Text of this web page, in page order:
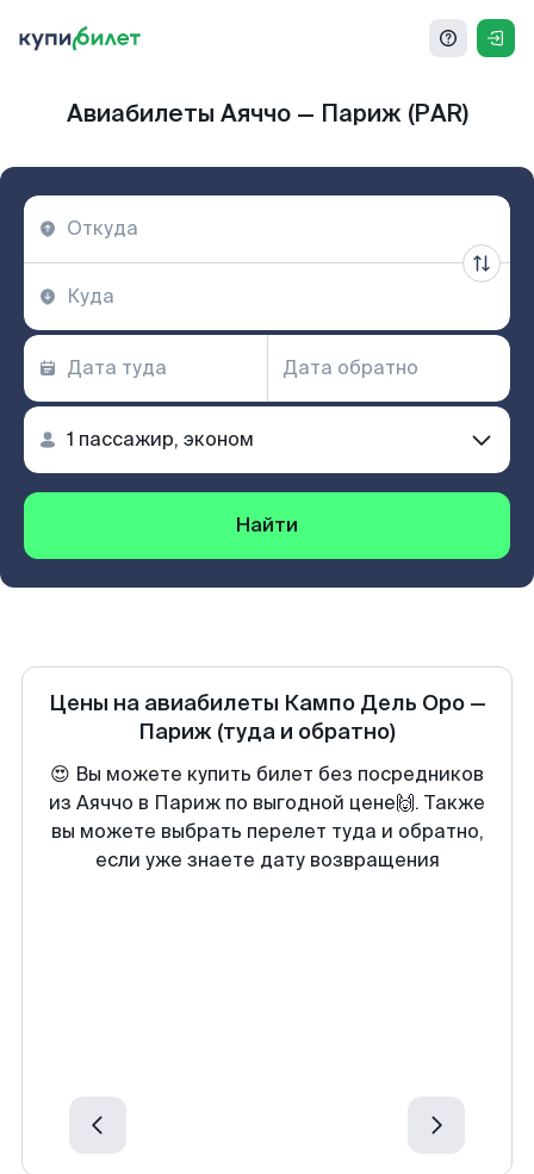
Авиабилеты Аяччо — Париж (PAR)
Найти
Цены на авиабилеты Кампо Дель Оро—
Париж (туда и обратно)
😍 Вы можете купить билет без посредников
из Аяччо в Париж по выгодной цене🙌. Также
вы можете выбрать перелет туда и обратно,
если уже знаете дату возвращения